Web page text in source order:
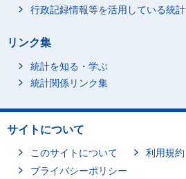
行政記録情報等を活用している統計
リンク集
統計を知る・学ぶ
統計関係リンク集
サイトについて
このサイトについて
利用規約
プライバシーポリシー